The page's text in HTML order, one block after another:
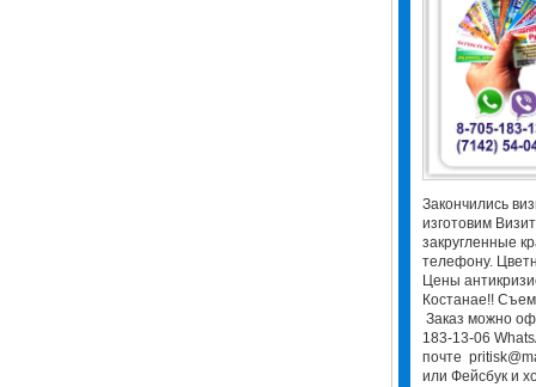
Закончились
изготовим
закругленные
телефону.
Цены
Костанае!!
Заказ можно
183-13-06
почте
или Фейсбук и